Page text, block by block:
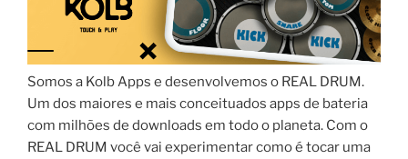
Somos a Kolb Apps e desenvolvemos o REAL DRUM.
Um dos maiores e mais conceituados apps de bateria
com milhões de downloads em todo o planeta. Com o
REAL DRUM você vai experimentar como é tocar uma